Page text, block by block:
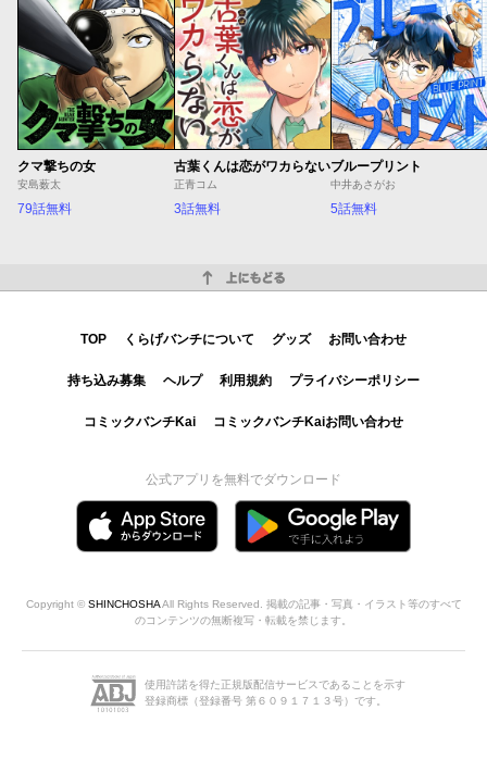
クマ撃ちの女
安島薮太
79話無料
古葉くんは恋がワカらない
正青コム
3話無料
ブループリント
中井あさがお
5話無料
TOP くらげバンチについて グッズ お問い合わせ
持ち込み募集 ヘルプ 利用規約 プライバシーポリシー
コミックバンチKai コミックバンチKaiお問い合わせ
公式アプリを無料でダウンロード
Copyright © SHINCHOSHAAll Rights Reserved. 掲載の記事・写真・イラスト等のすべて
のコンテンツの無断複写・転載を禁じます。
使用許諾を得た正規版配信サービスであることを示す
登録商標（登録番号 第６０９１７１３号）です。